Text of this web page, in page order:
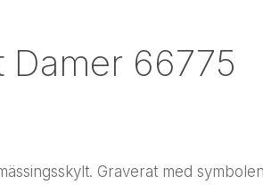
Damer 66775
Graverat med